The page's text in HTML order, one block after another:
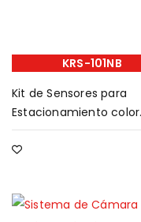
KRS-101NB
Kit de Sensores para
Estacionamiento color
negro